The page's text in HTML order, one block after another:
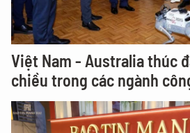
Việt Nam - Australia thúc
chiều trong các ngành